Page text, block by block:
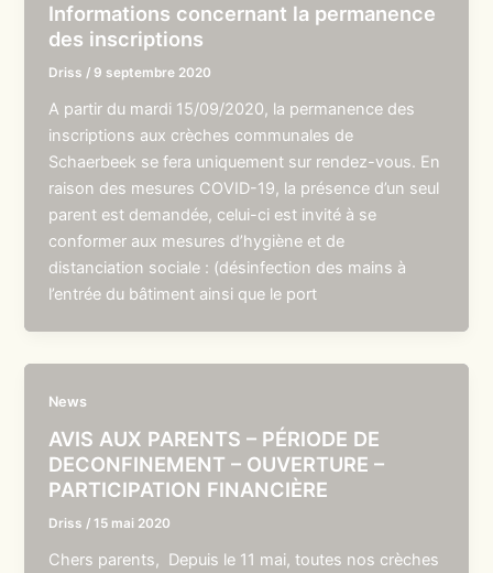
Informations concernant la permanence
des inscriptions
Driss / 9 septembre 2020
A partir du mardi 15/09/2020, la permanence des
inscriptions aux crèches communales de
Schaerbeek se fera uniquement sur rendez-vous. En
raison des mesures COVID-19, la présence d’un seul
parent est demandée, celui-ci est invité à se
conformer aux mesures d’hygiène et de
distanciation sociale : (désinfection des mains à
l’entrée du bâtiment ainsi que le port
News
AVIS AUX PARENTS – PÉRIODE DE
DECONFINEMENT – OUVERTURE –
PARTICIPATION FINANCIÈRE
Driss /15 mai 2020
Chers parents, Depuis le 11 mai, toutes nos crèches